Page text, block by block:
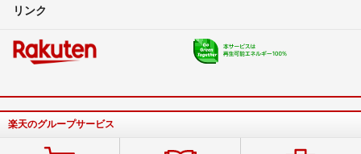
リンク
楽天のグループサービス